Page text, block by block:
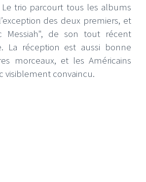
Le trio parcourt tous les albums
des deux premiers, et
Messiah", de son tout récent
La réception est aussi bonne
morceaux, et les Américains
convaincu.